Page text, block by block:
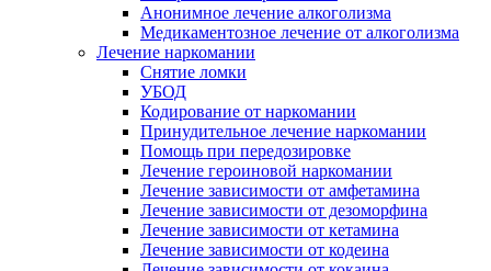
Анонимное лечение алкоголизма
Медикаментозное лечение от алкоголизма
Лечение наркомании
Снятие ломки
УБОД
Кодирование от наркомании
Принудительное лечение наркомании
Помощь при передозировке
Лечение героиновой наркомании
Лечение зависимости от амфетамина
Лечение зависимости от дезоморфина
Лечение зависимости от кетамина
Лечение зависимости от кодеина